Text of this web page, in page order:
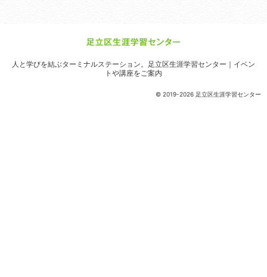
© 2019-2026 足立区生涯学習センター
人と学びを結ぶターミナルステーション。
足立区生涯学習センター｜イベン
トや講座をご案内